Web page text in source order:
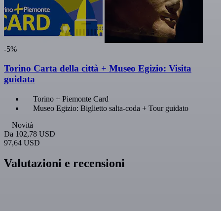
-5%
Torino Carta della città + Museo Egizio: Visita
guidata
Torino + Piemonte Card
Museo Egizio: Biglietto salta-coda + Tour guidato
Novità
Da 102,78 USD
97,64 USD
Valutazioni e recensioni